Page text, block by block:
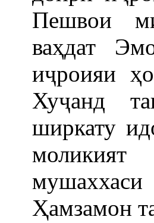
Пешвои
ваҳдат
иҷроияи
Хуҷанд
ширкату
Ҳамзамон